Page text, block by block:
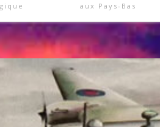
aux Pays-Bas